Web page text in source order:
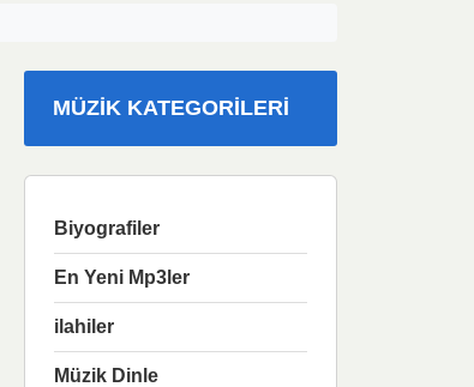
MÜZIK KATEGORILERI
Biyografiler
En Yeni Mp3ler
ilahiler
Müzik Dinle